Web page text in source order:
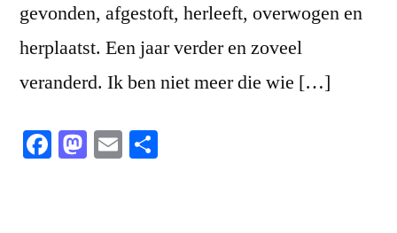
gevonden, afgestoft, herleeft, overwogen en
herplaatst. Een jaar verder en zoveel
veranderd. Ik ben niet meer die wie […]
Facebook
Mastodon
Email